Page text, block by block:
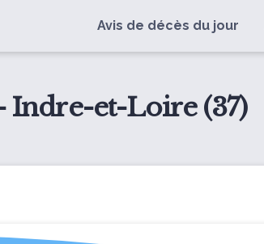
Avis de décès du jour
Indre-et-Loire (37)